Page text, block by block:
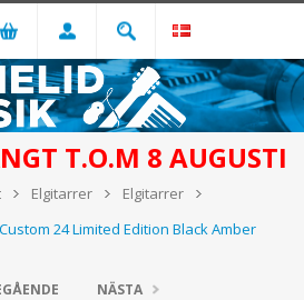
T.O.M 8 AUGUSTI
Elgitarrer
Elgitarrer
24 Limited Edition Black Amber
NÄSTA